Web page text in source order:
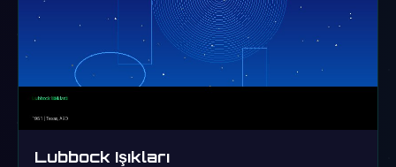
Lubbock Işıkları